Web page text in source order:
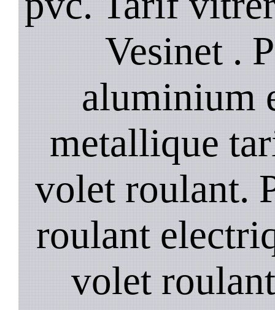
Vesinet .
aluminium
metallique
volet roulant.
roulant
volet